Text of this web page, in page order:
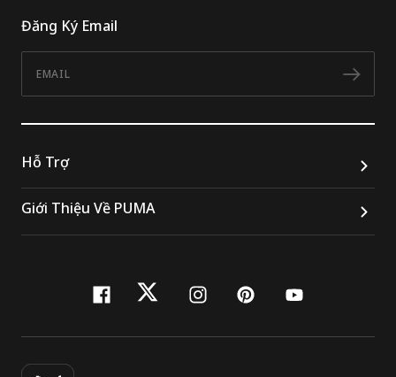
Đăng Ký Email
Hỗ Trợ
Giới Thiệu Về PUMA
facebook
twitterinstagram
pinterest
youtube